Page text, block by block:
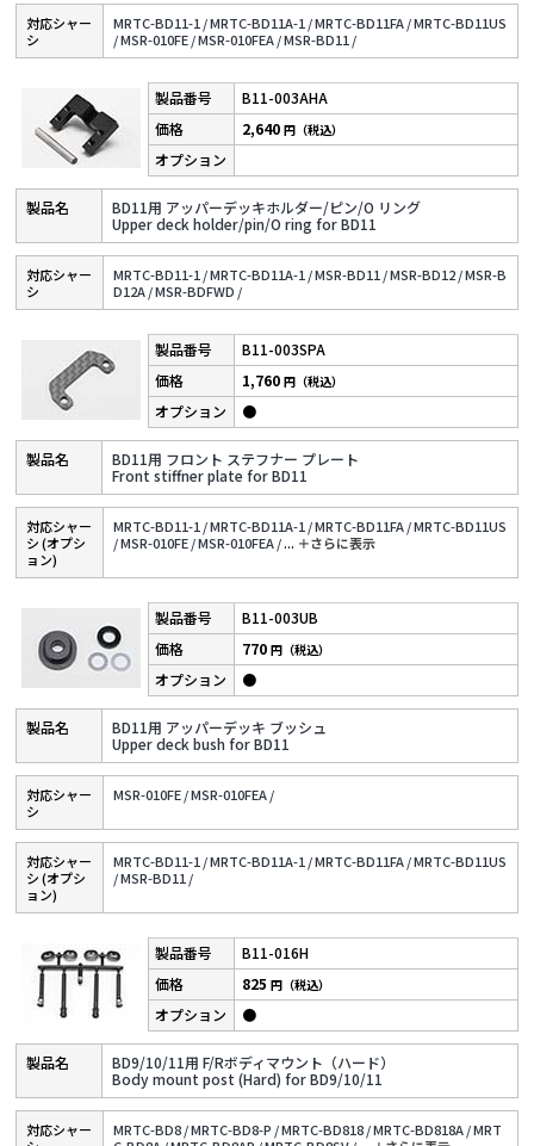
対応シャー
シ
MRTC-BD11-1 /MRTC-BD11A-1 /MRTC-BD11FA /MRTC-BD11US
/MSR-010FE /MSR-010FEA /MSR-BD11 /
B11-003AHA
BD11用 アッパーデッキホルダー/ピン/O リング
Upper deck holder/pin/O ring for BD11
2,640円（税込）
対応シャー
シ
MRTC-BD11-1 /MRTC-BD11A-1 /MSR-BD11 /MSR-BD12 /MSR-B
D12A /MSR-BDFWD /
B11-003SPA
BD11用 フロント ステフナー プレート
Front stiffner plate for BD11
1,760円（税込）
●
対応シャー
シ (オプシ
ョン)
MRTC-BD11-1 /MRTC-BD11A-1 /MRTC-BD11FA /MRTC-BD11US
/MSR-010FE /MSR-010FEA /... ＋さらに表⽰
B11-003UB
BD11用 アッパーデッキ ブッシュ
Upper deck bush for BD11
770円（税込）
●
対応シャー
シ
MSR-010FE /MSR-010FEA /
対応シャー
シ (オプシ
ョン)
MRTC-BD11-1 /MRTC-BD11A-1 /MRTC-BD11FA /MRTC-BD11US
/MSR-BD11 /
B11-016H
BD9/10/11用 F/Rボディマウント（ハード）
Body mount post (Hard) for BD9/10/11
825円（税込）
●
対応シャー
MRTC-BD8 /MRTC-BD8-P /MRTC-BD818 /MRTC-BD818A /MRT